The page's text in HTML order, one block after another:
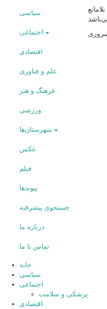
سیاسی
اقتصادی
علم و فناوری
فرهنگ و هنر
ورزشی
عکس
فیلم
پیوندها
جستجوی پیشرفته
درباره ما
تماس با ما
خانه
سیاسی
اجتماعی
پزشکی و سلامت
اقتصادی